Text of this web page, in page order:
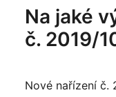
Na jaké
č. 2019/
Nové nařízení č.